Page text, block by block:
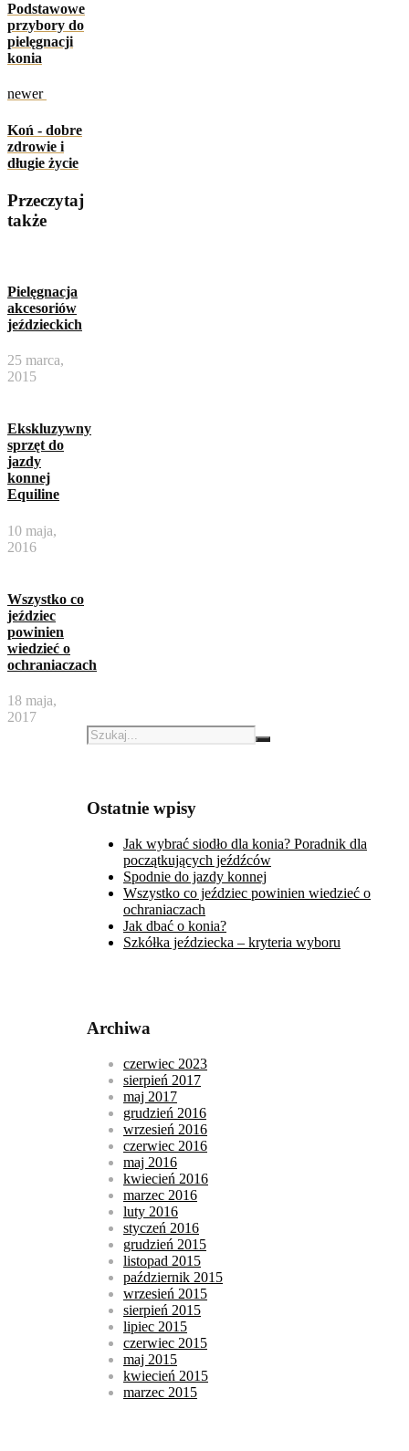
Podstawowe
przybory do
pielęgnacji
konia
newer
Koń - dobre
zdrowie i
długie życie
Przeczytaj
także
Pielęgnacja
akcesoriów
jeździeckich
25 marca,
2015
Ekskluzywny
sprzęt do
jazdy
konnej
Equiline
10 maja,
2016
Wszystko co
jeździec
powinien
wiedzieć o
ochraniaczach
18 maja,
2017
Ostatnie wpisy
Jak wybrać siodło dla konia? Poradnik dla
początkujących jeźdźców
Spodnie do jazdy konnej
Wszystko co jeździec powinien wiedzieć o
ochraniaczach
Jak dbać o konia?
Szkółka jeździecka – kryteria wyboru
Archiwa
czerwiec 2023
sierpień 2017
maj 2017
grudzień 2016
wrzesień 2016
czerwiec 2016
maj 2016
kwiecień 2016
marzec 2016
luty 2016
styczeń 2016
grudzień 2015
listopad 2015
październik 2015
wrzesień 2015
sierpień 2015
lipiec 2015
czerwiec 2015
maj 2015
kwiecień 2015
marzec 2015